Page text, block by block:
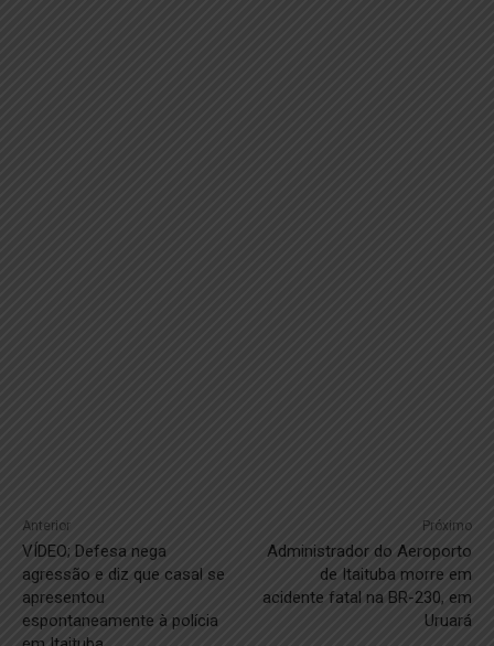
Anterior
VÍDEO; Defesa nega
agressão e diz que casal se
apresentou
espontaneamente à polícia
Próximo
Administrador do Aeroporto
de Itaituba morre em
acidente fatal na BR-230, em
Uruará